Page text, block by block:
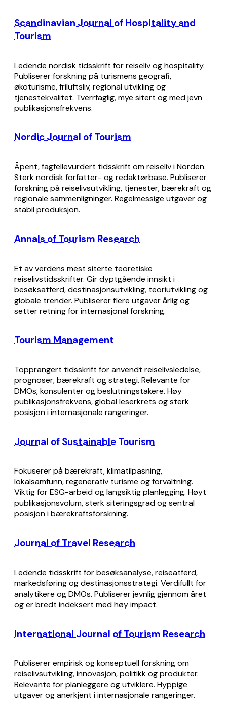
Scandinavian Journal of Hospitality and
Tourism
Ledende nordisk tidsskrift for reiseliv og hospitality.
Publiserer forskning på turismens geografi,
økoturisme, friluftsliv, regional utvikling og
tjenestekvalitet. Tverrfaglig, mye sitert og med jevn
publikasjonsfrekvens.
Nordic Journal of Tourism
Åpent, fagfellevurdert tidsskrift om reiseliv i Norden.
Sterk nordisk forfatter- og redaktørbase. Publiserer
forskning på reiselivsutvikling, tjenester, bærekraft og
regionale sammenligninger. Regelmessige utgaver og
stabil produksjon.
Annals of Tourism Research
Et av verdens mest siterte teoretiske
reiselivstidsskrifter. Gir dyptgående innsikt i
besøksatferd, destinasjonsutvikling, teoriutvikling og
globale trender. Publiserer flere utgaver årlig og
setter retning for internasjonal forskning.
Tourism Management
Topprangert tidsskrift for anvendt reiselivsledelse,
prognoser, bærekraft og strategi. Relevante for
DMOs, konsulenter og beslutningstakere. Høy
publikasjonsfrekvens, global leserkrets og sterk
posisjon i internasjonale rangeringer.
Journal of Sustainable Tourism
Fokuserer på bærekraft, klimatilpasning,
lokalsamfunn, regenerativ turisme og forvaltning.
Viktig for ESG-arbeid og langsiktig planlegging. Høyt
publikasjonsvolum, sterk siteringsgrad og sentral
posisjon i bærekraftsforskning.
Journal of Travel Research
Ledende tidsskrift for besøksanalyse, reiseatferd,
markedsføring og destinasjonsstrategi. Verdifullt for
analytikere og DMOs. Publiserer jevnlig gjennom året
og er bredt indeksert med høy impact.
International Journal of Tourism Research
Publiserer empirisk og konseptuell forskning om
reiselivsutvikling, innovasjon, politikk og produkter.
Relevante for planleggere og utviklere. Hyppige
utgaver og anerkjent i internasjonale rangeringer.